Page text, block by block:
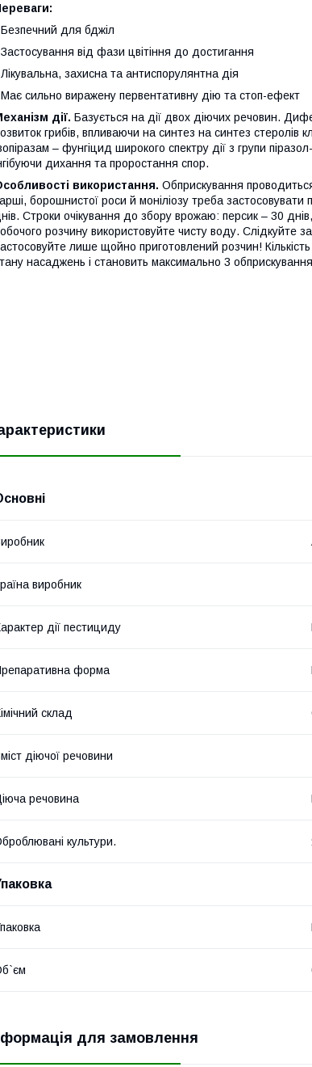
для бджіл
від фази цвітіння до достигання
захисна та антиспорулянтна дія
сильно виражену первентативну дію та стоп-ефект
дії. Базується на дії двох діючих речовин.
грибів, впливаючи на синтез на синтез
– фунгіцид широкого спектру дії з групи
дихання та проростання спор.
використання. Обприскування
борошнистої роси й моніліозу треба
Строки очікування до збору врожаю: персик – 30
розчину використовуйте чисту воду. Слідкуйте
лише щойно приготовлений розчин!
насаджень і становить максимально 3
виробник
дії пестициду
форма
склад
діючої речовини
речовина
культури.
для замовлення